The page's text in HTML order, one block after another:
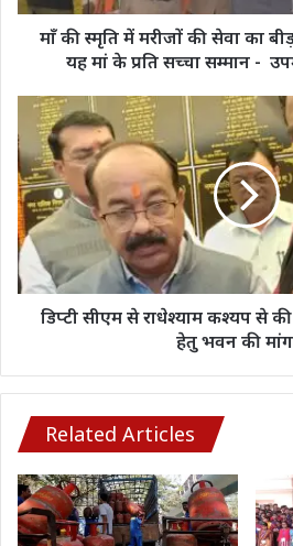
बीड़ा
उठाया
जैन
यह
मां
के
प्रति
सच्चा
सम्मान
-
उपमुख्यमंत्री
माँ की स्मृति में मरीजों की सेवा का
यह मां के प्रति सच्चा सम्मान -
डिप्टी
सीएम
से
राधेश्याम
कश्यप
से
की
मुलाकात,
भूविस्थापितों
डिप्टी सीएम से राधेश्याम कश्यप से
हेतु भवन की
Related Articles